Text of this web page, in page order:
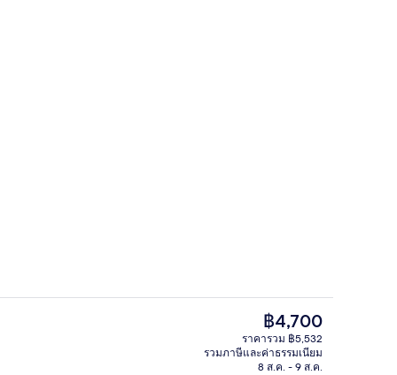
ล็อบบี้เลานจ์
ราคา
ปัจจุบัน
฿4,700
฿4,700
ราคารวม ฿5,532
รวมภาษีและค่าธรรมเนียม
8 ส.ค. - 9 ส.ค.